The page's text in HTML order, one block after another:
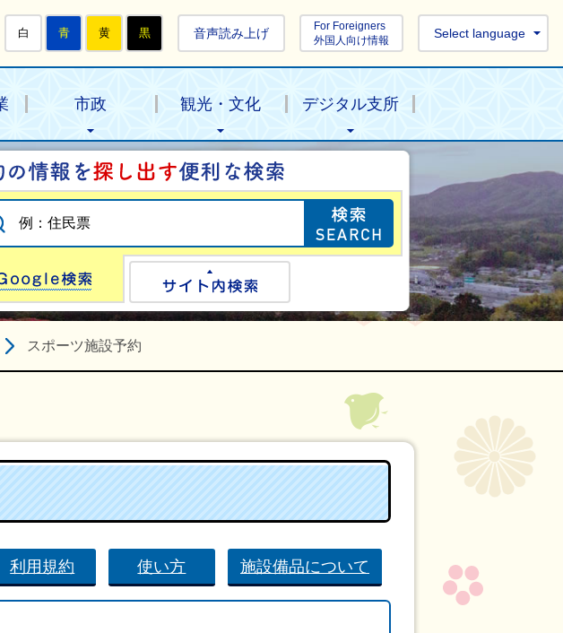
白 青 黄 黒 音声読み上げ
For Foreigners
外国人向け情報
Select language
市政 観光・文化 デジタル支所
目的の情報を探
Google検索
スポーツ施設予約
利用規約 使い方 施設備品について